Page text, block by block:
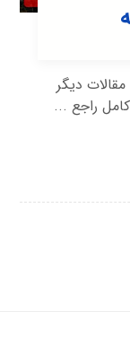
مقالات دیگر
راجع ...